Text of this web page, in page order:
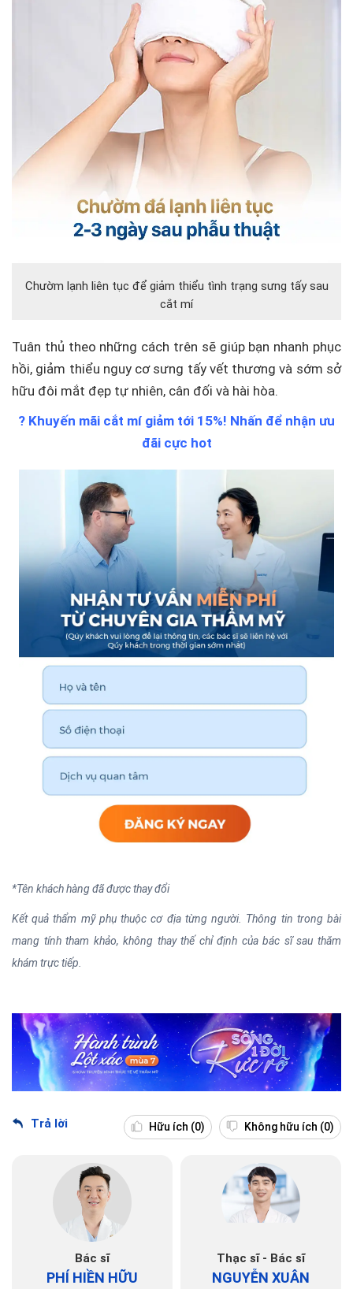
Chườm lạnh liên tục để giảm thiểu tình trạng sưng tấy sau
cắt mí
Tuân thủ theo những cách trên sẽ giúp bạn nhanh phục
hồi, giảm thiểu nguy cơ sưng tấy vết thương và sớm sở
hữu đôi mắt đẹp tự nhiên, cân đối và hài hòa.
?️ Khuyến mãi cắt mí giảm tới 15%! Nhấn để nhận ưu
đãi cực hot
*Tên khách hàng đã được thay đổi
Kết quả thẩm mỹ phụ thuộc cơ địa từng người. Thông tin trong bài
mang tính tham khảo, không thay thế chỉ định của bác sĩ sau thăm
khám trực tiếp.
Trả lời Hữu ích (0) Không hữu ích (0)
Bác sĩ
PHÍ HIỀN HỮU
Thạc sĩ - Bác sĩ
NGUYỄN XUÂN